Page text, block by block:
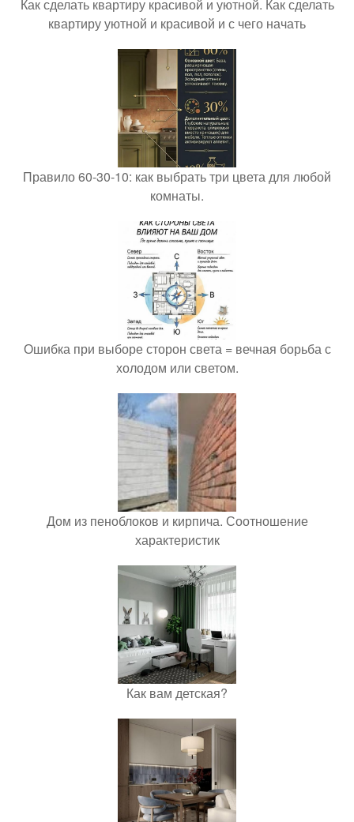
Как сделать квартиру красивой и уютной. Как сделать
квартиру уютной и красивой и с чего начать
Правило 60-30-10: как выбрать три цвета для любой
комнаты.
Ошибка при выборе сторон света = вечная борьба с
холодом или светом.
Дом из пеноблоков и кирпича. Соотношение
характеристик
Как вам детская?